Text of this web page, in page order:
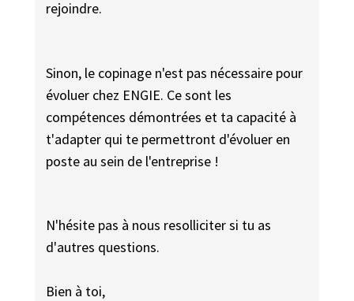
rejoindre.
Sinon, le copinage n'est pas nécessaire pour
évoluer chez ENGIE. Ce sont les
compétences démontrées et ta capacité à
t'adapter qui te permettront d'évoluer en
poste au sein de l'entreprise !
N'hésite pas à nous resolliciter si tu as
d'autres questions.
Bien à toi,